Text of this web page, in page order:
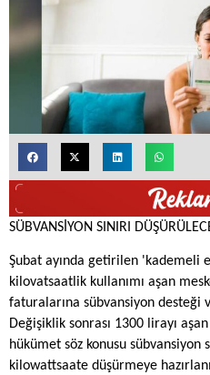
SÜBVANSİYON SINIRI
Şubat ayında getirilen 'kademeli
kilovatsaatlik kullanımı aşan
faturalarına sübvansiyon
Değişiklik sonrası 1300 lirayı
hükümet söz konusu sübvansiyon
kilowattsaate düşürmeye